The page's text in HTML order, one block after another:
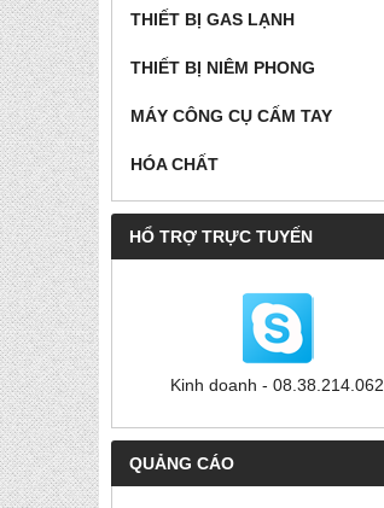
THIẾT BỊ GAS LẠNH
THIẾT BỊ NIÊM PHONG
MÁY CÔNG CỤ CẤM TAY
HÓA CHẤT
HỔ TRỢ TRỰC TUYẾN
Kinh doanh - 08.38.214.062
QUẢNG CÁO